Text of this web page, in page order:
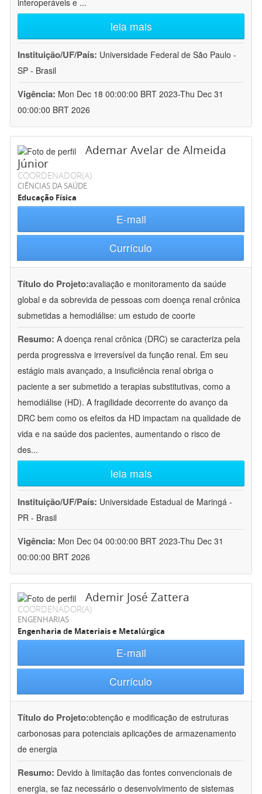
interoperáveis e ...
leia mais
Instituição/UF/País: Universidade Federal de São Paulo -
SP - Brasil
Vigência: Mon Dec 18 00:00:00 BRT 2023-Thu Dec 31
00:00:00 BRT 2026
Ademar Avelar de Almeida
Júnior
COORDENADOR(A)
CIÊNCIAS DA SAÚDE
Educação Física
E-mail
Currículo
Título do Projeto:avaliação e monitoramento da saúde
global e da sobrevida de pessoas com doença renal crônica
submetidas a hemodiálise: um estudo de coorte
Resumo: A doença renal crônica (DRC) se caracteriza pela
perda progressiva e irreversível da função renal. Em seu
estágio mais avançado, a insuficiência renal obriga o
paciente a ser submetido a terapias substitutivas, como a
hemodiálise (HD). A fragilidade decorrente do avanço da
DRC bem como os efeitos da HD impactam na qualidade de
vida e na saúde dos pacientes, aumentando o risco de
des...
leia mais
Instituição/UF/País: Universidade Estadual de Maringá -
PR - Brasil
Vigência: Mon Dec 04 00:00:00 BRT 2023-Thu Dec 31
00:00:00 BRT 2026
Ademir José Zattera
COORDENADOR(A)
ENGENHARIAS
Engenharia de Materiais e Metalúrgica
E-mail
Currículo
Título do Projeto:obtenção e modificação de estruturas
carbonosas para potenciais aplicações de armazenamento
de energia
Resumo: Devido à limitação das fontes convencionais de
energia, se faz necessário o desenvolvimento de sistemas